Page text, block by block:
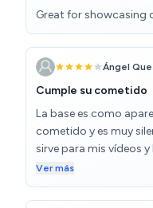
también está
hacer vídeos de
velocidades, que
puede funcionar con
una batería recargable
sinceramente, que por
pedir mucho más.
Great for showcasing
Ángel
Cumple su cometido
La base es como
cometido y es muy
sirve para mis vídeos
4 estrellas en vez de 5
por el eje central, por
pone encima no está
Ver más